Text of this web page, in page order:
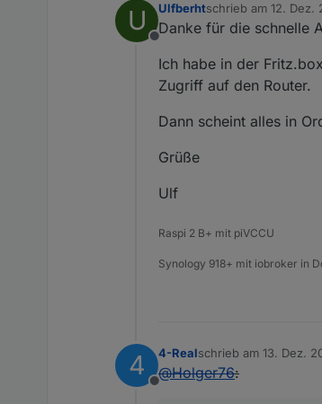
U
Offline
Ulfberhtschrieb am 12. Dez.
zuletzt editiert von
Danke für die schnelle
Ich habe in der
Zugriff auf den Router.
Dann scheint alles in
Grüße
Ulf
Raspi 2 B+ mit piVCCU
Synology 918+ mit iobroker in
4
Offline
4-Realschrieb am 13. Dez.
zuletzt editiert von
@Holger76: